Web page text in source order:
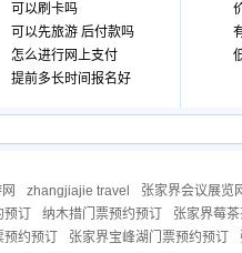
可以刷卡吗
可以先旅游 后付款吗
怎么进行网上支付
提前多长时间报名好
zhangjiajie travel
张家界会议展览
订 纳木措门票预约预订
张家界莓
约预订 张家界宝峰湖门票预约预订